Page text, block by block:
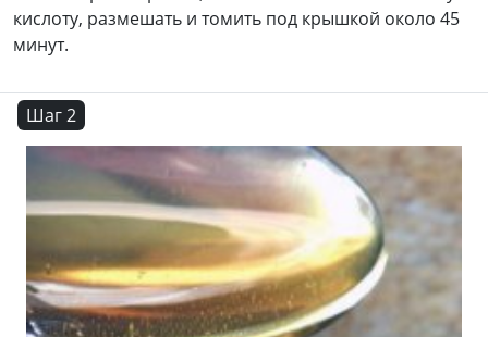
кислоту, размешать и томить под крышкой около 45
минут.
Шаг 2